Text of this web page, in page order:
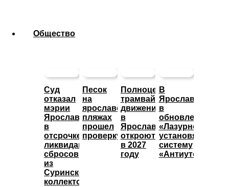
Общество
Суд
отказал
мэрии
Ярославля
в
отсрочке
ликвидации
сбросов
из
Суринского
коллектора
Песок
на
ярославских
пляжах
прошел
проверку
Полноценное
трамвайное
движение
в
Ярославле
откроют
в 2027
году
В
Ярославле
в
обновленном
«Лазурном»
установят
систему
«Антиутоп»